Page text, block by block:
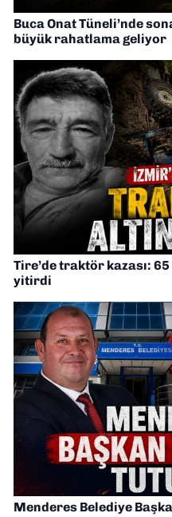
Buca Onat Tüneli’nde
büyük rahatlama geliyor
Tire’de traktör kazası:
yitirdi
Menderes Belediye